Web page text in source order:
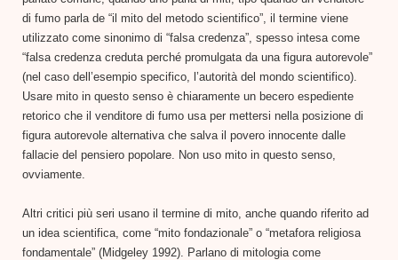
di fumo parla de “il mito del metodo scientifico”, il termine viene
utilizzato come sinonimo di “falsa credenza”, spesso intesa come
“falsa credenza creduta perché promulgata da una figura autorevole”
(nel caso dell’esempio specifico, l’autorità del mondo scientifico).
Usare mito in questo senso è chiaramente un becero espediente
retorico che il venditore di fumo usa per mettersi nella posizione di
figura autorevole alternativa che salva il povero innocente dalle
fallacie del pensiero popolare. Non uso mito in questo senso,
ovviamente.
Altri critici più seri usano il termine di mito, anche quando riferito ad
un idea scientifica, come “mito fondazionale” o “metafora religiosa
fondamentale” (Midgeley 1992). Parlano di mitologia come